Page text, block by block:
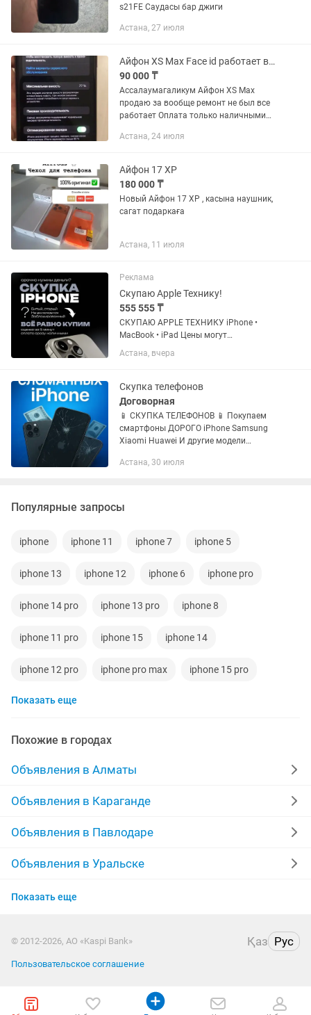
s21FE Саудасы бар джиги
Астана, 27 июля
Айфон ХS Max Face id работает все работает
90 000 ₸
Ассалаумагаликум Айфон XS Max
продаю за вообще ремонт не был все
работает Оплата только наличными
Face ID все работает пишите мне 24/7
Астана, 24 июля
Айфон 17 ХР
180 000 ₸
Новый Айфон 17 ХР , касына наушник,
сагат подаркаға
Астана, 11 июля
Реклама
Скупаю Apple Технику!
555 555 ₸
СКУПАЮ APPLE ТЕХНИКУ iPhone •
MacBook • iPad Цены могут
варьироваться в зависимости от
объёма памяти, состояния устройства
до 40 000 тг iPhone XR — до 40 000...
Астана, вчера
Скупка телефонов
Договорная
📱 СКУПКА ТЕЛЕФОНОВ 📱 Покупаем
смартфоны ДОРОГО iPhone Samsung
Xiaomi Huawei И другие модели
Принимаем новые и б/у Даже с
Астана, 30 июля
Популярные запросы
iphone iphone 11 iphone 7 iphone 5
iphone 13 iphone 12 iphone 6 iphone pro
iphone 14 pro iphone 13 pro iphone 8
iphone 11 pro iphone 15 iphone 14
iphone 12 pro iphone pro max iphone 15 pro
iphone 13 pro max
Показать еще
Похожие в городах
Объявления в Алматы
Объявления в Караганде
Объявления в Павлодаре
Объявления в Уральске
Объявления в Кызылорде
Показать еще
© 2012-2026, АО «Kaspi Bank» Қаз Рус
Пользовательское соглашение